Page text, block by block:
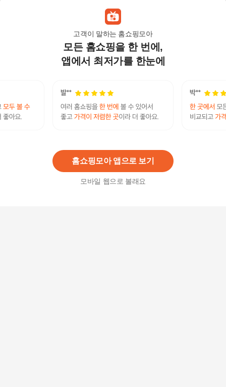
고객이 말하는 홈쇼핑모아
모든 홈쇼핑을 한 번에,
앱에서 최저가를 한눈에
홈쇼핑모아 앱으로 보기
모바일 웹으로 볼래요
콘에어 12 IN 1 다기능 강력 스탠드스팀다리미 CG
S28HWK
109,000
[최대 90cm 다리미판] 가이타이너 스탠드 스팀다